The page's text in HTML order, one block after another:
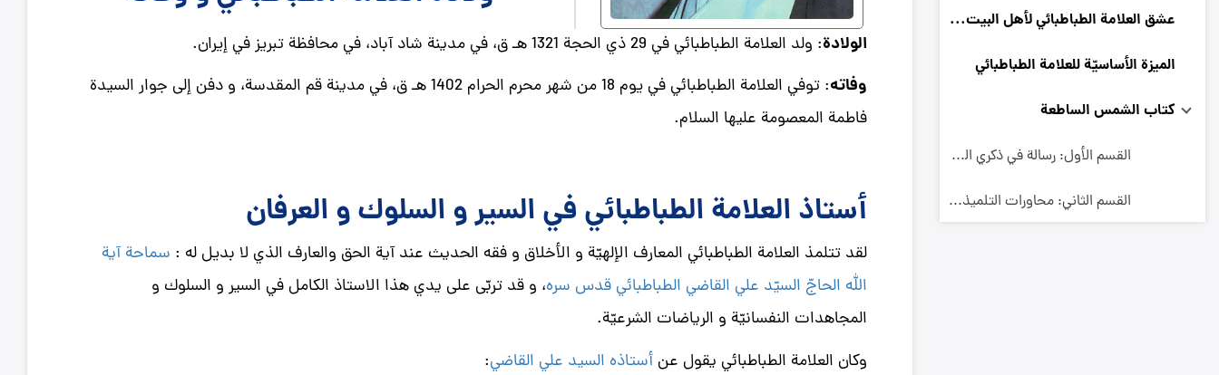
الولادة: ولد العلامة الطباطبائي في 29 ذي الحجة 1321 هـ ق، في مدينة شاد آباد، في محافظة تبريز في إيران.
وفاته
: توفي العلامة الطباطبائي في يوم 18 من شهر محرم الحرام 1402 هـ ق، في مدينة قم المقدسة، و دفن إلى جوار السيدة
فاطمة المعصومة عليها السلام.
أستاذ العلامة الطباطبائي في السير و السلوك و العرفان
لقد تتلمذ العلامة الطباطبائي المعارف الإلهيّة و الأخلاق و فقه الحديث عند آية الحق والعارف الذي لا بديل له : سماحة آية
الله الحاجّ السيّد علي القاضي الطباطبائي قدس سره، و قد تربّى على يدي هذا الاستاذ الكامل في السير و السلوك و
المجاهدات النفسانيّة و الرياضات الشرعيّة.
وكان العلامة الطباطبائي يقول عن أستاذه السيد علي القاضي:
عشق العلامة الطباطبائي لأهل البيت عليهم السلام
الميزة الأساسيّة للعلامة الطباطبائي
كتاب الشمس الساطعة
القسم الأول: رسالة في ذكري العالم الرباني العلامة السيّد محمد حسين الطباطبائي التبريزي
القسم الثاني: محاورات التلميذ و العلامة